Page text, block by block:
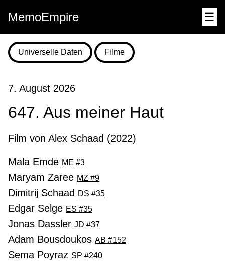
MemoEmpire ☰
Universelle Daten Filme
7. August 2026
647. Aus meiner Haut
Film von Alex Schaad (2022)
Mala Emde ME #3
Maryam Zaree MZ #9
Dimitrij Schaad DS #35
Edgar Selge ES #35
Jonas Dassler JD #37
Adam Bousdoukos AB #152
Sema Poyraz SP #240